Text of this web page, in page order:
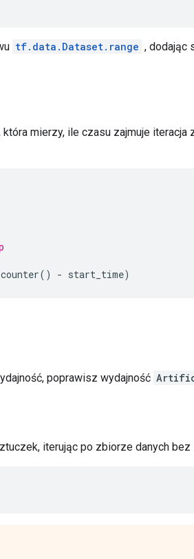
tf.data.Dataset.range , dodając
mierzy, ile czasu zajmuje iteracja
() - start_time)
poprawisz wydajność
iterując po zbiorze danych bez